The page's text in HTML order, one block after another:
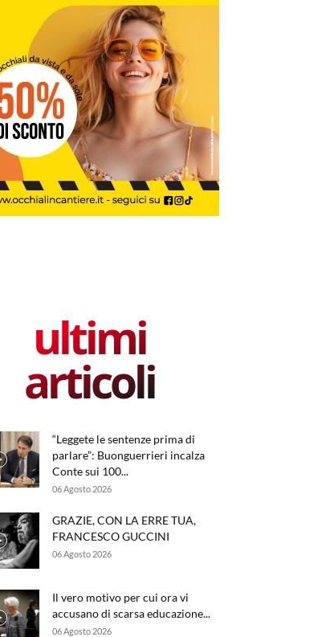
ultimi
articoli
“Leggete le sentenze prima di
parlare”: Buonguerrieri incalza
Conte sui 100...
06 Agosto 2026
GRAZIE, CON LA ERRE TUA,
FRANCESCO GUCCINI
06 Agosto 2026
Il vero motivo per cui ora vi
accusano di scarsa educazione...
06 Agosto 2026